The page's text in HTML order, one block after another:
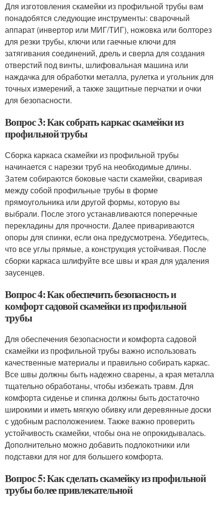
Для изготовления скамейки из профильной трубы вам
понадобятся следующие инструменты: сварочный
аппарат (инвертор или МИГ/ТИГ), ножовка или болторез
для резки трубы, ключи или гаечные ключи для
затягивания соединений, дрель и сверла для создания
отверстий под винты, шлифовальная машина или
наждачка для обработки металла, рулетка и угольник для
точных измерений, а также защитные перчатки и очки
для безопасности.
Вопрос 3: Как собрать каркас скамейки из
профильной трубы
Сборка каркаса скамейки из профильной трубы
начинается с нарезки труб на необходимые длины.
Затем собираются боковые части скамейки, сваривая
между собой профильные трубы в форме
прямоугольника или другой формы, которую вы
выбрали. После этого устанавливаются поперечные
перекладины для прочности. Далее привариваются
опоры для спинки, если она предусмотрена. Убедитесь,
что все углы прямые, а конструкция устойчивая. После
сборки каркаса шлифуйте все швы и края для удаления
заусенцев.
Вопрос 4: Как обеспечить безопасность и
комфорт садовой скамейки из профильной
трубы
Для обеспечения безопасности и комфорта садовой
скамейки из профильной трубы важно использовать
качественные материалы и правильно собирать каркас.
Все швы должны быть надежно сварены, а края металла
тщательно обработаны, чтобы избежать травм. Для
комфорта сиденье и спинка должны быть достаточно
широкими и иметь мягкую обивку или деревянные доски
с удобным расположением. Также важно проверить
устойчивость скамейки, чтобы она не опрокидывалась.
Дополнительно можно добавить подлокотники или
подставки для ног для большего комфорта.
Вопрос 5: Как сделать скамейку из профильной
трубы более привлекательной